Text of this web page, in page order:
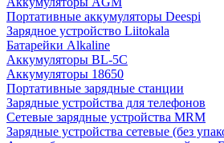
Портативные аккумуляторы Deespi
Зарядное устройство Liitokala
Батарейки Alkaline
Аккумуляторы BL-5C
Аккумуляторы 18650
Портативные зарядные станции
Зарядные устройства для телефонов
Сетевые зарядные устройства MRM
Зарядные устройства сетевые (без